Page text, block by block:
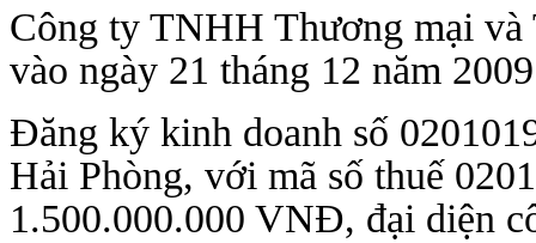
Công ty TNHH Thương mại và
vào ngày 21 tháng 12 năm
Đăng ký kinh doanh số
Hải Phòng, với mã số thuế
1.500.000.000 VNĐ, đại diện